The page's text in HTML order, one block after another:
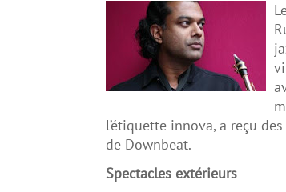
l’étiquette innova, a reçu
de Downbeat.
Spectacles extérieurs